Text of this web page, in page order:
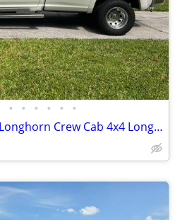
• • • • • •
2016 RAM 3500 Laramie Longhorn Crew Cab 4x4 Long Box Truck